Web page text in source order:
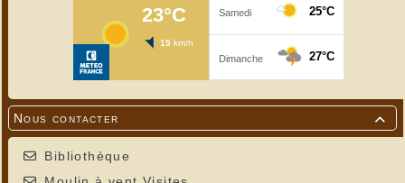

Nous contacter
Bibliothèque